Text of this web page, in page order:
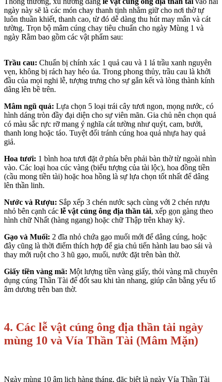
ngày này sẽ là các món chay thanh tịnh nhằm giữ cho nơi thờ tự
luôn thuần khiết, thanh cao, từ đó dễ dàng thu hút may mắn và cát
tường. Trọn bộ mâm cúng chay tiêu chuẩn cho ngày Mùng 1 và
ngày Rằm bao gồm các vật phẩm sau:
Trầu cau: Chuẩn bị chính xác 1 quả cau và 1 lá trầu xanh nguyên
vẹn, không bị rách hay héo úa. Trong phong thủy, trầu cau là khởi
đầu của mọi nghi lễ, tượng trưng cho sự gắn kết và lòng thành kính
dâng lên bề trên.
Mâm ngũ quả: Lựa chọn 5 loại trái cây tươi ngon, mọng nước, có
hình dáng tròn đầy đại diện cho sự viên mãn. Gia chủ nên chọn quả
có màu sắc rực rỡ mang ý nghĩa cát tường như quýt, cam, bưởi,
thanh long hoặc táo. Tuyệt đối tránh cúng hoa quả nhựa hay quả
giả.
Hoa tươi: 1 bình hoa tươi đặt ở phía bên phải bàn thờ từ ngoài nhìn
vào. Các loại hoa cúc vàng (biểu tượng của tài lộc), hoa đồng tiền
(cầu mong tiền tài) hoặc hoa hồng là sự lựa chọn tốt nhất để dâng
lên thần linh.
Nước và Rượu: Sắp xếp 3 chén nước sạch cùng với 2 chén rượu
nhỏ bên cạnh các lễ vật cúng ông địa thần tài, xếp gọn gàng theo
hình chữ Nhất (hàng ngang) hoặc chữ Thập trên khay kỷ.
Gạo và Muối: 2 đĩa nhỏ chứa gạo muối mới để dâng cúng, hoặc
đây cũng là thời điểm thích hợp để gia chủ tiến hành lau bao sái và
thay mới ruột cho 3 hũ gạo, muối, nước đặt trên bàn thờ.
Giấy tiền vàng mã: Một lượng tiền vàng giấy, thỏi vàng mã chuyên
dụng cúng Thần Tài để đốt sau khi tàn nhang, giúp cân bằng yếu tố
âm dương trên ban thờ.
4. Các lễ vật cúng ông địa thần tài ngày
mùng 10 và Vía Thần Tài (Mâm Mặn)
Ngày mùng 10 âm lịch hàng tháng, đặc biệt là ngày Vía Thần Tài